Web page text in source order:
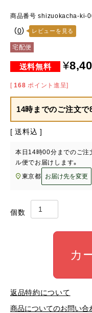
商品番号 shizuokacha-ki-
（0） レビューを見る
宅配便
¥
[ 168 ポイント進呈]
14時までのご注文で
送料込
本日 14時00分 までのご注
ル便でお届けします。
東京都
お届け先を変更
カ
返品特約について
商品についてのお問い合